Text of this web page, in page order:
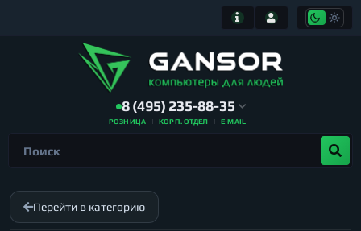
8 (495) 235-88-35
РОЗНИЦА КОРП. ОТДЕЛ E-MAIL
Перейти в категорию